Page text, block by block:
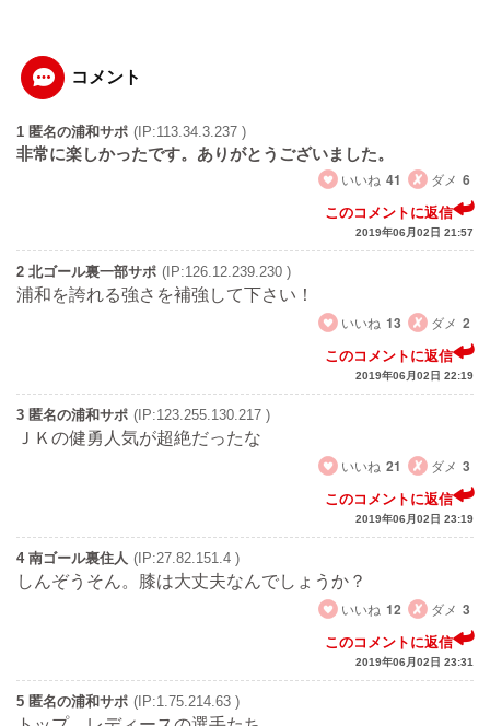
コメント
1 匿名の浦和サポ (IP:113.34.3.237 )
非常に楽しかったです。ありがとうございました。
いいね 41 ダメ 6
このコメントに返信
2019年06月02日 21:57
2 北ゴール裏一部サポ (IP:126.12.239.230 )
浦和を誇れる強さを補強して下さい！
いいね 13 ダメ 2
このコメントに返信
2019年06月02日 22:19
3 匿名の浦和サポ (IP:123.255.130.217 )
ＪＫの健勇人気が超絶だったな
いいね 21 ダメ 3
このコメントに返信
2019年06月02日 23:19
4 南ゴール裏住人 (IP:27.82.151.4 )
しんぞうそん。膝は大丈夫なんでしょうか？
いいね 12 ダメ 3
このコメントに返信
2019年06月02日 23:31
5 匿名の浦和サポ (IP:1.75.214.63 )